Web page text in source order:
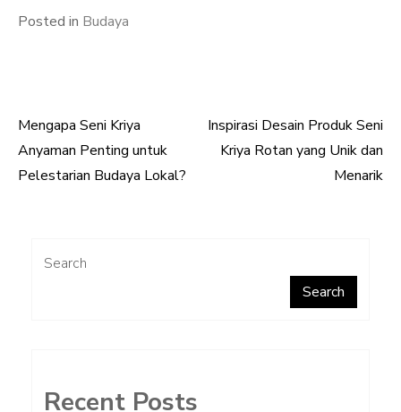
Posted in Budaya
Post
navigation
Mengapa Seni Kriya
Anyaman Penting untuk
Pelestarian Budaya Lokal?
Inspirasi Desain Produk Seni
Kriya Rotan yang Unik dan
Menarik
Search
Search
Recent Posts